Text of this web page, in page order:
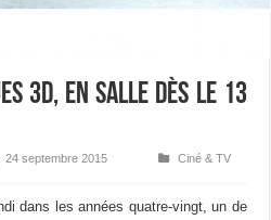
3D, en salle dès le 13
24 septembre 2015
Ciné & TV
dans les années quatre-vingt, un de